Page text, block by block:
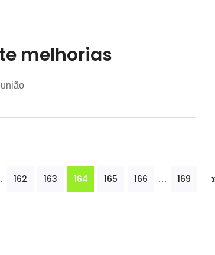
melhorias
162 163 164 165 166 … 169